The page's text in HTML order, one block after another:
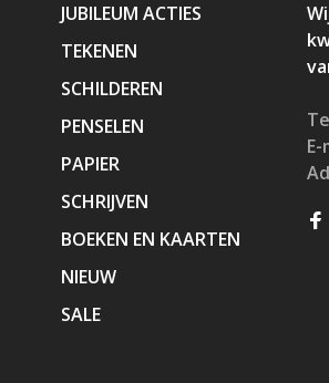
JUBILEUM ACTIES
TEKENEN
SCHILDEREN
PENSELEN
PAPIER
SCHRIJVEN
BOEKEN EN KAARTEN
NIEUW
SALE
E-